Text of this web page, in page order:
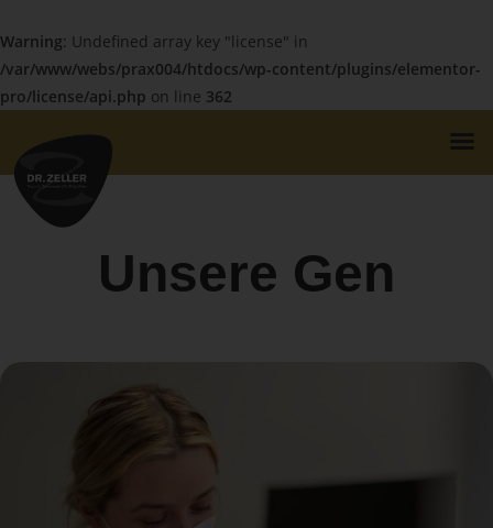
Warning: Undefined array key "license" in
/var/www/webs/prax004/htdocs/wp-content/plugins/elementor-
pro/license/api.php on line 362
Unsere Genre